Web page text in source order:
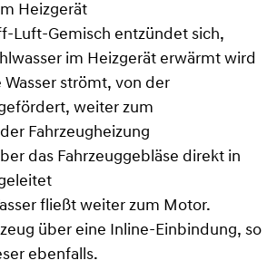
Heizgerät
Luft-Gemisch entzündet sich,
im Heizgerät erwärmt wird
strömt, von der
weiter zum
Fahrzeugheizung
das Fahrzeuggebläse direkt in
fließt weiter zum Motor.
über eine Inline-Einbindung, so
ebenfalls.